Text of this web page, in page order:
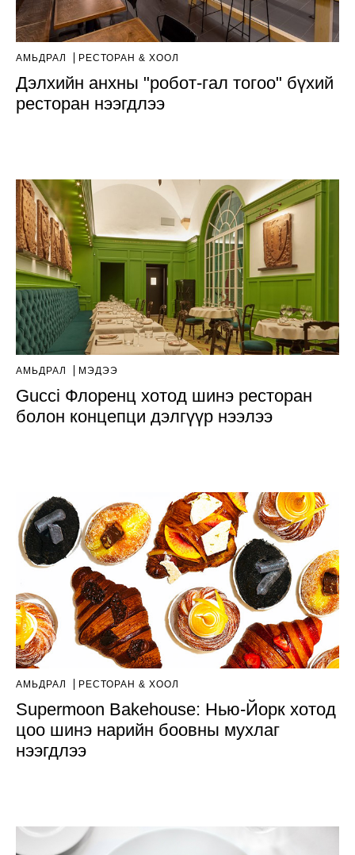
АМЬДРАЛ РЕСТОРАН & ХООЛ
Дэлхийн анхны "робот-гал тогоо" бүхий
ресторан нээгдлээ
АМЬДРАЛ МЭДЭЭ
Gucci Флоренц хотод шинэ ресторан
болон концепци дэлгүүр нээлээ
АМЬДРАЛ РЕСТОРАН & ХООЛ
Supermoon Bakehouse: Нью-Йорк хотод
цоо шинэ нарийн боовны мухлаг
нээгдлээ